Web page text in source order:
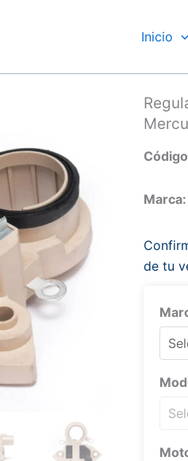
Inicio
Marca:
de tu